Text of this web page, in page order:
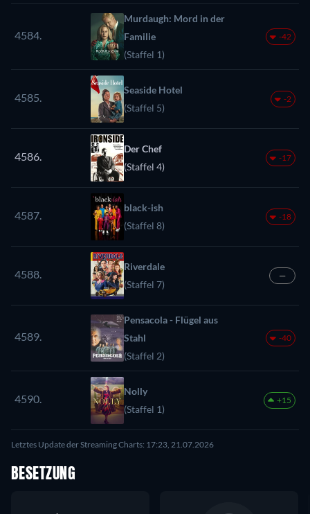
4584.
Murdaugh: Mord in der
Familie
(Staffel 1)
-42
4585.
Seaside Hotel
(Staffel 5)
-2
4586.
Der Chef
(Staffel 4)
-17
4587.
black-ish
(Staffel 8)
-18
4588.
Riverdale
(Staffel 7)
—
4589.
Pensacola - Flügel aus
Stahl
(Staffel 2)
-40
4590.
Nolly
(Staffel 1)
+15
Letztes Update der Streaming Charts: 17:23, 21.07.2026
BESETZUNG